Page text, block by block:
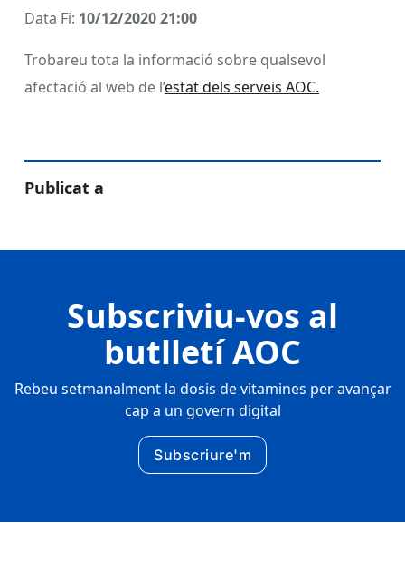
Data Fi: 10/12/2020 21:00
Trobareu tota la informació sobre qualsevol
afectació al web de l’estat dels serveis AOC.
Publicat a
Subscriviu-vos al
butlletí AOC
Rebeu setmanalment la dosis de vitamines per avançar
cap a un govern digital
Subscriure'm